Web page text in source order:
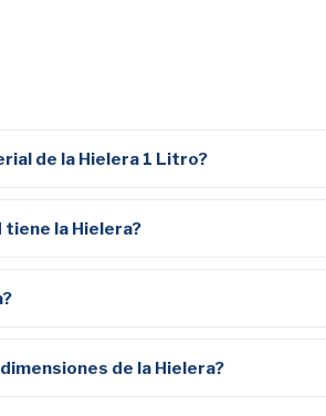
de la Hielera 1 Litro?
tiene la Hielera?
de la Hielera?